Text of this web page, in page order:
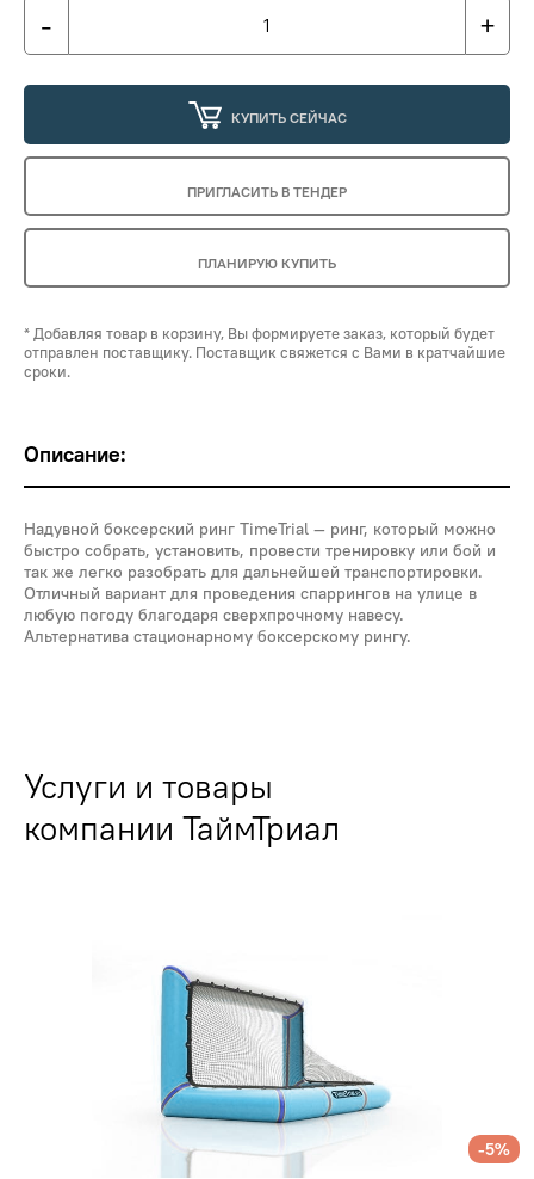
- +
КУПИТЬ СЕЙЧАС
ПРИГЛАСИТЬ В ТЕНДЕР
ПЛАНИРУЮ КУПИТЬ
* Добавляя товар в корзину, Вы формируете заказ, который будет
отправлен поставщику. Поставщик свяжется с Вами в кратчайшие
сроки.
Описание:
Надувной боксерский ринг TimeTrial — ринг, который можно
быстро собрать, установить, провести тренировку или бой и
так же легко разобрать для дальнейшей транспортировки.
Отличный вариант для проведения спаррингов на улице в
любую погоду благодаря сверхпрочному навесу.
Альтернатива стационарному боксерскому рингу.
Услуги и товары
компании ТаймТриал
-5%